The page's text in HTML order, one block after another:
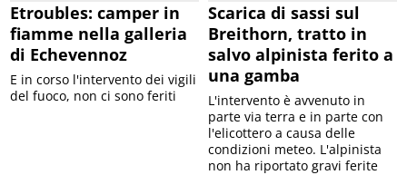
Etroubles: camper in
fiamme nella galleria
di Echevennoz
E in corso l'intervento dei vigili
del fuoco, non ci sono feriti
Scarica di sassi sul
Breithorn, tratto in
salvo alpinista ferito a
una gamba
L'intervento è avvenuto in
parte via terra e in parte con
l'elicottero a causa delle
condizioni meteo. L'alpinista
non ha riportato gravi ferite